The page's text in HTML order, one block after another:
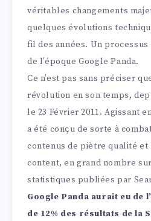
véritables changements
quelques évolutions
fil des années. Un processus
de l’époque Google Panda.
Ce n’est pas sans préciser
révolution en son temps,
le 23 Février 2011. Agissant
a été conçu de sorte à
contenus de piètre qualité et
content, en grand nombre
statistiques publiées par
Google Panda aurait eu de
de 12% des résultats de la